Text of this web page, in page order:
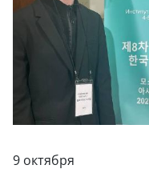
9 октября